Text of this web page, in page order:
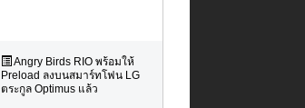
Angry Birds RIO พร้อมให้
Preload ลงบนสมาร์ทโฟน LG
ตระกูล Optimus แล้ว